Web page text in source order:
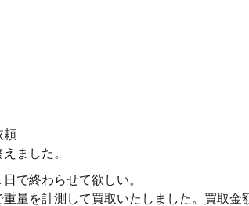
頼
ました。
で終わらせて欲しい。
量を計測して買取いたしました。買取金